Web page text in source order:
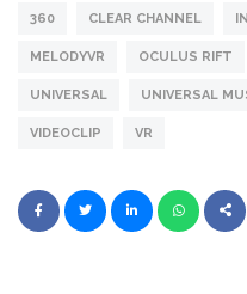
360 CLEAR CHANNEL
MELODYVR OCULUS RIFT
UNIVERSAL UNIVERSAL
VIDEOCLIP VR